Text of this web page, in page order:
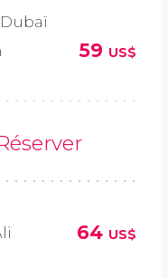
59 US$
64 US$